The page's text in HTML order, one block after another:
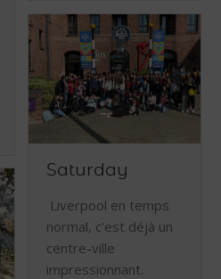
Saturday
Liverpool en temps
normal, c’est déjà un
centre-ville
impressionnant.